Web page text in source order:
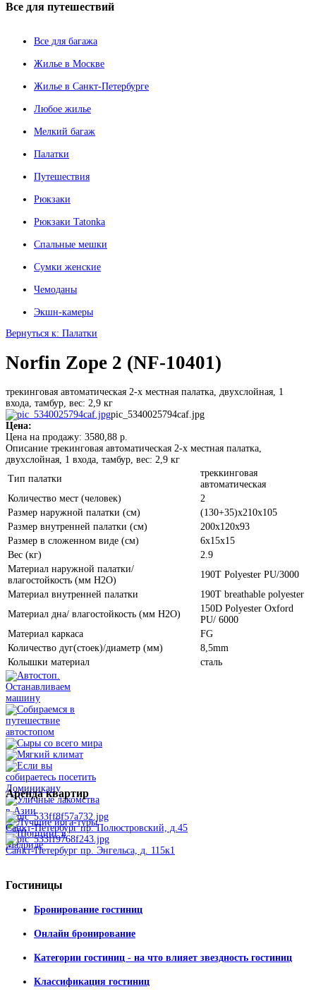
Все для путешествий
Все для багажа
Жилье в Москве
Жилье в Санкт-Петербурге
Любое жилье
Мелкий багаж
Палатки
Путешествия
Рюкзаки
Рюкзаки Tatonka
Спальные мешки
Сумки женские
Чемоданы
Экшн-камеры
Вернуться к: Палатки
Norfin Zope 2 (NF-10401)
трекинговая автоматическая 2-х местная палатка, двухслойная, 1
входа, тамбур, вес: 2,9 кг
pic_5340025794caf.jpg
Цена:
Цена на продажу: 3580,88 р.
Описание трекинговая автоматическая 2-х местная палатка,
двухслойная, 1 входа, тамбур, вес: 2,9 кг
Тип палатки
треккинговая
автоматическая
Количество мест (человек)
2
Размер наружной палатки (см)
(130+35)x210x105
Размер внутренней палатки (см)
200x120x93
Размер в сложенном виде (см)
6x15x15
Вес (кг)
2.9
Материал наружной палатки/
влагостойкость (мм H2O)
190T Polyester PU/3000
Материал внутренней палатки
190T breathable polyester
Материал дна/ влагостойкость (мм H2O)
150D Polyester Oxford
PU/ 6000
Материал каркаса
FG
Количество дуг(стоек)/диаметр (мм)
8,5mm
Колышки материал
сталь
Арендаквартир
Санкт-Петербург пр. Полюстровский, д.45
Санкт-Петербург пр. Энгельса, д. 115к1
Гостиницы
Бронирование гостиниц
Онлайн бронирование
Категории гостиниц - на что влияет звездность гостиниц
Классификация гостиниц